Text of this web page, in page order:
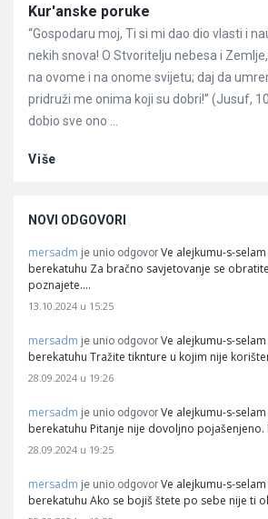
Članci
Kur'anske poruke
“Gospodaru moj, Ti si mi dao dio vlasti i
nekih snova! O Stvoritelju nebesa i
na ovome i na onome svijetu; daj da
pridruži me onima koji su dobri!” (Jusuf,
dobio sve ono ...
Više
NOVI ODGOVORI
mersadm je unio odgovor Ve alejkumu-s-
berekatuhu Za bračno savjetovanje se
poznajete.…
13.10.2024 u 15:25
mersadm je unio odgovor Ve alejkumu-s-
berekatuhu Tražite tiknture u kojim nije
28.09.2024 u 19:26
mersadm je unio odgovor Ve alejkumu-s-
berekatuhu Pitanje nije dovoljno pojašenjeno.
28.09.2024 u 19:25
mersadm je unio odgovor Ve alejkumu-s-
berekatuhu Ako se bojiš štete po sebe nije ti